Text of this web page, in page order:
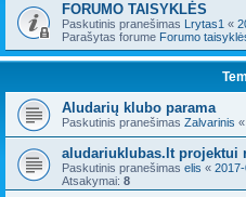
FORUMO TAISYKLĖS
Paskutinis pranešimas Lrytas1 «
Parašytas forume Forumo
Aludarių klubo parama
Paskutinis pranešimas Zalvarinis «
aludariuklubas.lt projektui
Paskutinis pranešimas elis «
Atsakymai: 8